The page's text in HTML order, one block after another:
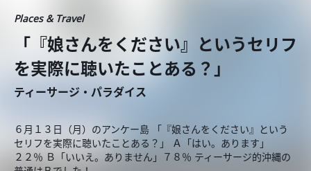
Places & Travel
「『娘さんをください』というセリフ
を実際に聴いたことある？」
ティーサージ・パラダイス
６月１３日（月）のアンケー島 「『娘さんをください』という
セリフを実際に聴いたことある？」 Ａ「はい。あります」
２２％ Ｂ「いいえ。ありません」７８％ ティーサージ的沖縄の